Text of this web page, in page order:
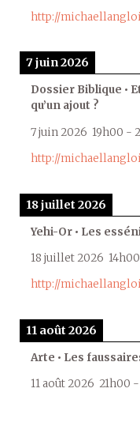
http://
7 juin 2026
Dossier Biblique •
qu’un ajout ?
7 juin 2026 19h00 -
http://
18 juillet 2026
Yehi-Or • Les
18 juillet 2026 14h00
http://
11 août 2026
Arte • Les
11 août 2026 21h00 -